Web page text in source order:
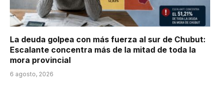
La deuda golpea con más fuerza al sur de Chubut:
Escalante concentra más de la mitad de toda la
mora provincial
6 agosto, 2026